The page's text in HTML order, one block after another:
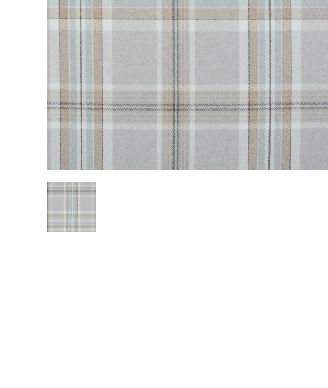
REALIZACJE
Kulturalne
Komercyjne
Biura
Pracownie
PARTNERZY
Alcantara
Abraham Moon
Baza wiedzy
Broszury
Dla Prasy
Praca
ISSUU